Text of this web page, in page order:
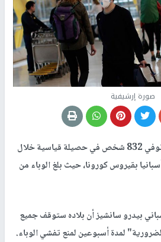
صورة إرشيفية
توفي 832 شخص في حصيلة قياسية خلال
في أسبانيا بقيروس كورونا، حيث بلغ الوباء من
بيدرو سانشيز أن بلاده ستوقف جميع
لمدة أسبوعين لمنع تفشي الوباء.